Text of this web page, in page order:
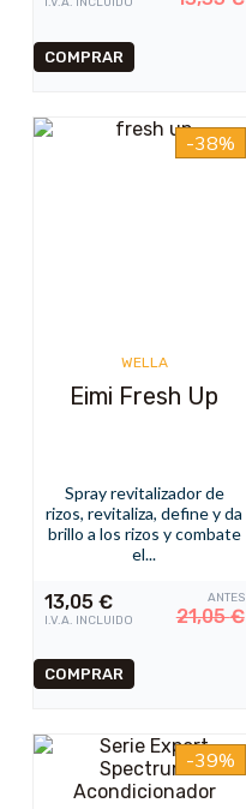
-38%
WELLA
Eimi Fresh Up
Spray revitalizador de
rizos, revitaliza, define y da
brillo a los rizos y combate
el...
13,05€
I.V.A. INCLUIDO
ANTES
21,05€
-39%